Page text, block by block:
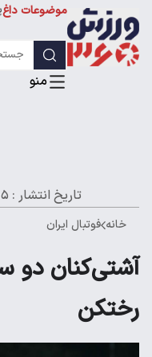
موضوعات داغ
تاریخ انتشار : ۱۵ مهر
خانه فوتبال ایران
آشتی‌‌کنان دو
رختکن